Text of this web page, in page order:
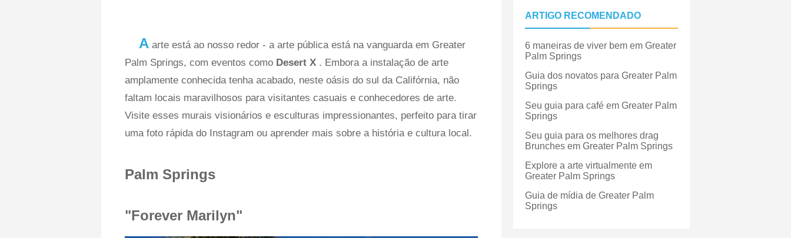
A arte está ao nosso redor - a arte pública está na vanguarda em Greater
Palm Springs, com eventos como Desert X . Embora a instalação de arte
amplamente conhecida tenha acabado, neste oásis do sul da Califórnia, não
faltam locais maravilhosos para visitantes casuais e conhecedores de arte.
Visite esses murais visionários e esculturas impressionantes, perfeito para tirar
uma foto rápida do Instagram ou aprender mais sobre a história e cultura local.
Palm Springs
"Forever Marilyn"
ARTIGO RECOMENDADO
6 maneiras de viver bem em Greater
Palm Springs
Guia dos novatos para Greater Palm
Springs
Seu guia para café em Greater Palm
Springs
Seu guia para os melhores drag
Brunches em Greater Palm Springs
Explore a arte virtualmente em
Greater Palm Springs
Guia de mídia de Greater Palm
Springs